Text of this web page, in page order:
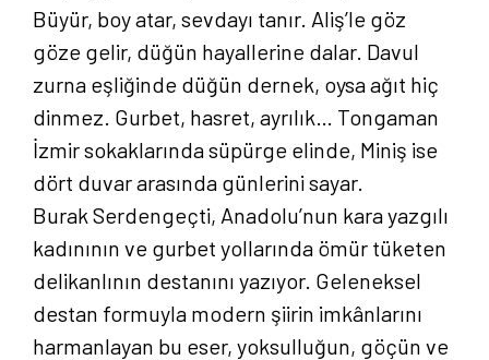
Büyür, boy atar, sevdayı tanır. Aliş’le göz
göze gelir, düğün hayallerine dalar. Davul
zurna eşliğinde düğün dernek, oysa ağıt hiç
dinmez. Gurbet, hasret, ayrılık… Tongaman
İzmir sokaklarında süpürge elinde, Miniş ise
dört duvar arasında günlerini sayar.
Burak Serdengeçti, Anadolu’nun kara yazgılı
kadınının ve gurbet yollarında ömür tüketen
delikanlının destanını yazıyor. Geleneksel
destan formuyla modern şiirin imkânlarını
harmanlayan bu eser, yoksulluğun, göçün ve